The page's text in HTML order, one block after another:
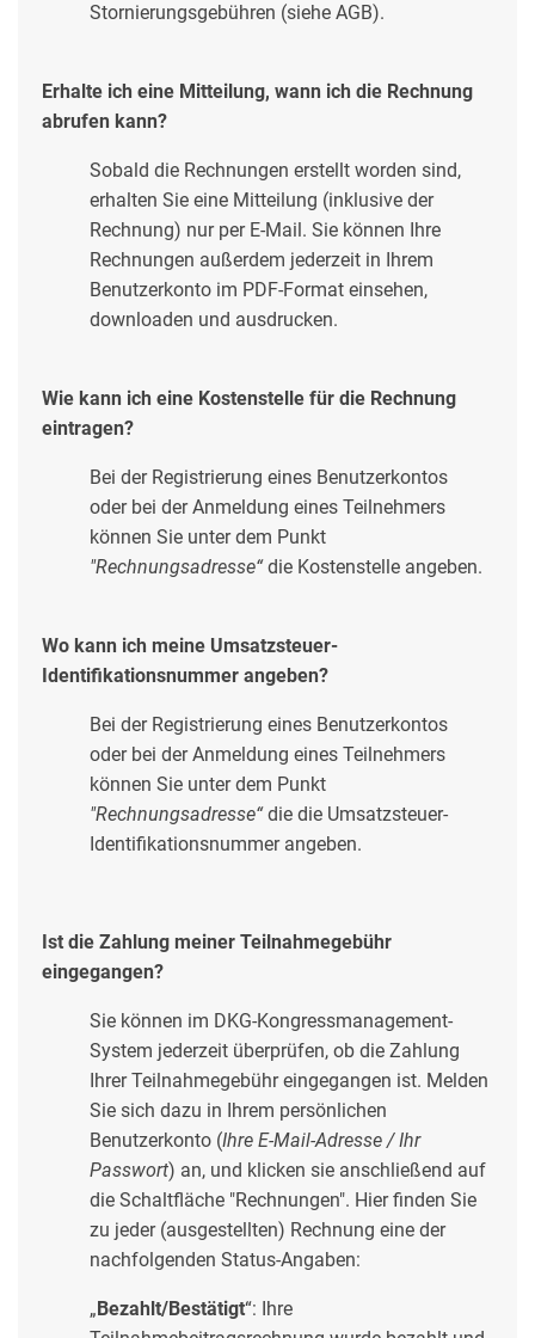
Stornierungsgebühren (siehe AGB).
Erhalte ich eine Mitteilung, wann ich die Rechnung
abrufen kann?
Sobald die Rechnungen erstellt worden sind,
erhalten Sie eine Mitteilung (inklusive der
Rechnung) nur per E-Mail. Sie können Ihre
Rechnungen außerdem jederzeit in Ihrem
Benutzerkonto im PDF-Format einsehen,
downloaden und ausdrucken.
Wie kann ich eine Kostenstelle für die Rechnung
eintragen?
Bei der Registrierung eines Benutzerkontos
oder bei der Anmeldung eines Teilnehmers
können Sie unter dem Punkt
"Rechnungsadresse“die Kostenstelle angeben.
Wo kann ich meine Umsatzsteuer-
Identifikationsnummer angeben?
Bei der Registrierung eines Benutzerkontos
oder bei der Anmeldung eines Teilnehmers
können Sie unter dem Punkt
"Rechnungsadresse“die die Umsatzsteuer-
Identifikationsnummer angeben.
Ist die Zahlung meiner Teilnahmegebühr
eingegangen?
Sie können im DKG-Kongressmanagement-
System jederzeit überprüfen, ob die Zahlung
Ihrer Teilnahmegebühr eingegangen ist. Melden
Sie sich dazu in Ihrem persönlichen
Benutzerkonto (Ihre E-Mail-Adresse / Ihr
Passwort) an, und klicken sie anschließend auf
die Schaltfläche "Rechnungen". Hier finden Sie
zu jeder (ausgestellten) Rechnung eine der
nachfolgenden Status-Angaben:
„Bezahlt/Bestätigt“: Ihre